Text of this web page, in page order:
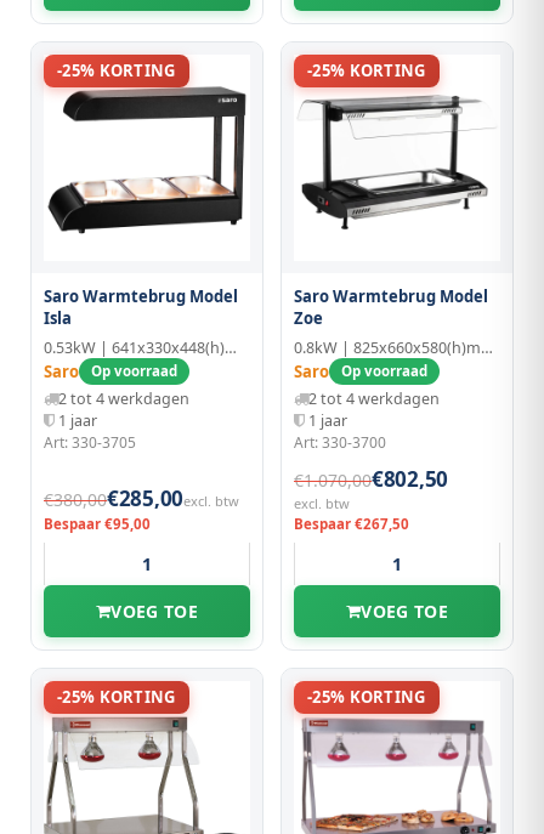
-25% KORTING
Saro Warmtebrug Model
Isla
0.53kW | 641x330x448(h)mm | Geëmailleerd
Saro Op voorraad
2 tot 4 werkdagen
1 jaar
Art: 330-3705
€380,00€285,00excl. btw
Bespaar €95,00
VOEG TOE
-25% KORTING
Saro Warmtebrug Model
Zoe
0.8kW | 825x660x580(h)mm | Geëmailleerd
Saro Op voorraad
2 tot 4 werkdagen
1 jaar
Art: 330-3700
€1.070,00€802,50
excl. btw
Bespaar €267,50
VOEG TOE
-25% KORTING -25% KORTING